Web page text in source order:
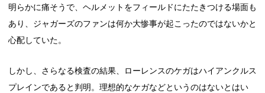
明らかに痛そうで、ヘルメットをフィールドにたたきつける場面も
あり、ジャガーズのファンは何か大惨事が起こったのではないかと
心配していた。
しかし、さらなる検査の結果、ローレンスのケガはハイアンクルス
プレインであると判明。理想的なケガなどというのはないとはい